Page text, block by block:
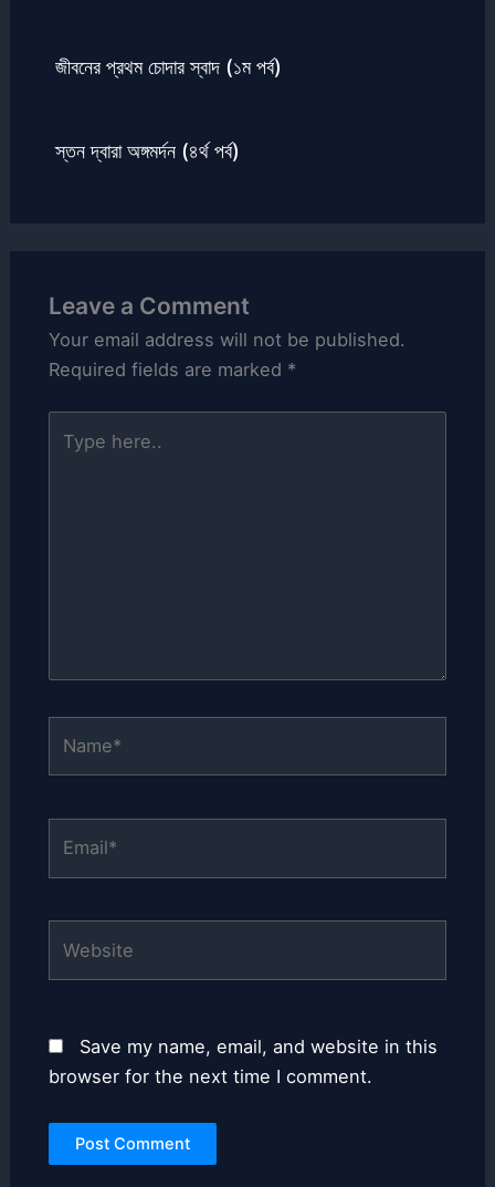
জীবনের প্রথম চোদার স্বাদ (১ম পর্ব)
স্তন দ্বারা অঙ্গমর্দন (৪র্থ পর্ব)
Leave a Comment
Your email address will not be published.
Required fields are marked *
here..
Save my name, email, and website in this
browser for the next time I comment.